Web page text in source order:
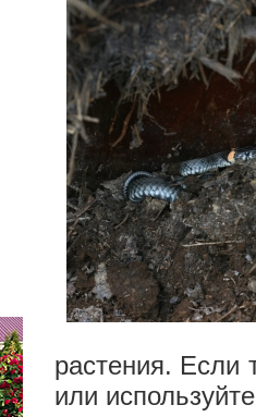
растения. Если
или